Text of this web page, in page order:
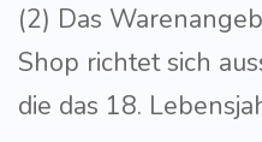
(2) Das
Shop richtet sich
die das 18.